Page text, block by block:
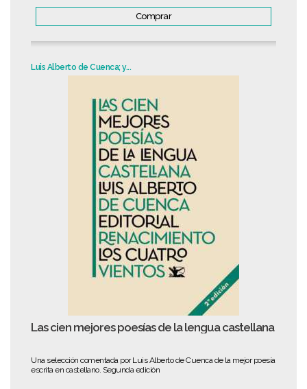
Comprar
Luis Alberto de Cuenca; y...
Las cien mejores poesías de la lengua castellana
Una selección comentada por Luis Alberto de Cuenca de la mejor poesía
escrita en castellano. Segunda edición